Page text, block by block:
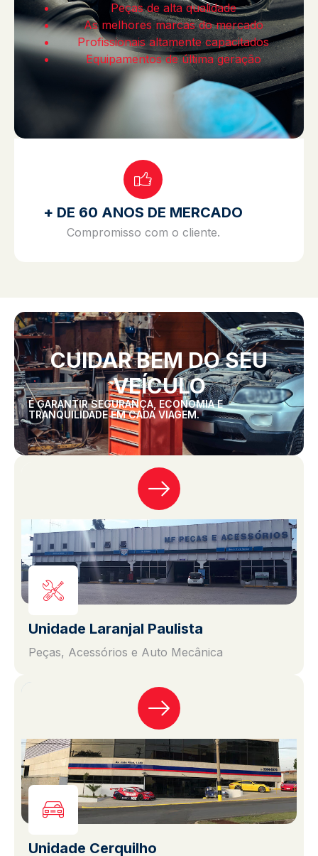
Peças de alta qualidade
As melhores marcas do mercado
Profissionais altamente capacitados
Equipamentos de última geração
+ DE 60 ANOS DE MERCADO
Compromisso com o cliente.
CUIDAR BEM DO SEU
VEÍCULO
É GARANTIR SEGURANÇA, ECONOMIA E
TRANQUILIDADE EM CADA VIAGEM.
Unidade Laranjal Paulista
Peças, Acessórios e Auto Mecânica
Unidade Cerquilho